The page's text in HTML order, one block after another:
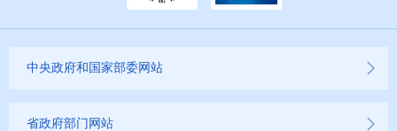
中央政府和国家部委网站
省政府部门网站